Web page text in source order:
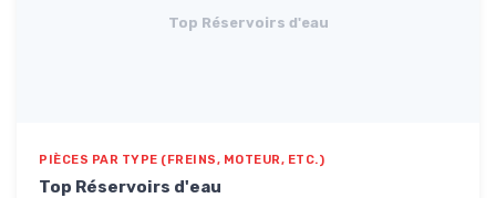
Top Réservoirs d'eau
PIÈCES PAR TYPE (FREINS, MOTEUR, ETC.)
Top Réservoirs d'eau